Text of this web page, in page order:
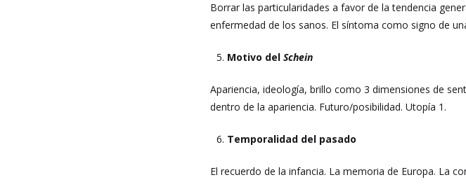
Borrar las particularidades a favor de la tendencia
enfermedad de los sanos. El síntoma como signo de
Motivo del Schein
Apariencia, ideología, brillo como 3 dimensiones de
dentro de la apariencia. Futuro/posibilidad. Utopía 1.
Temporalidad del pasado
El recuerdo de la infancia. La memoria de Europa. La